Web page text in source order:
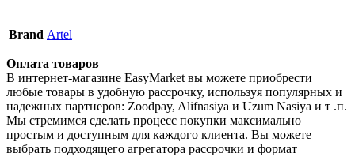
Brand Artel
Оплата товаров
В интернет-магазине EasyMarket вы можете приобрести
любые товары в удобную рассрочку, используя популярных и
надежных партнеров: Zoodpay, Alifnasiya и Uzum Nasiya и т .п.
Мы стремимся сделать процесс покупки максимально
простым и доступным для каждого клиента. Вы можете
выбрать подходящего агрегатора рассрочки и формат